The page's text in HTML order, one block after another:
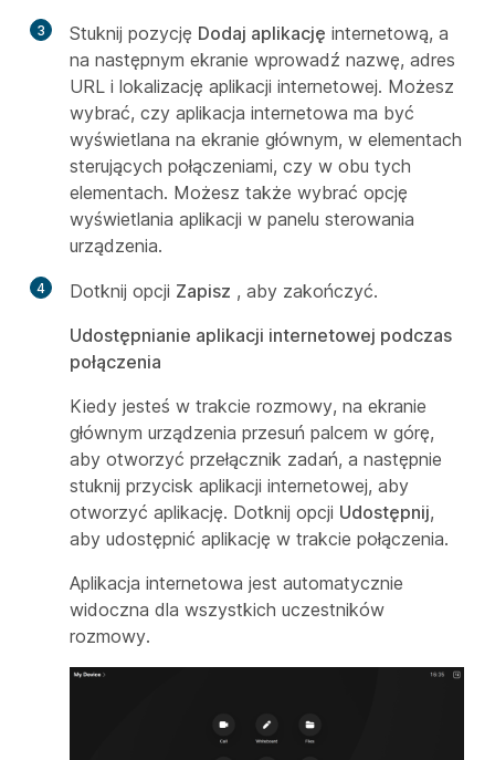
3 Stuknij pozycję Dodaj aplikację internetową, a
na następnym ekranie wprowadź nazwę, adres
URL i lokalizację aplikacji internetowej. Możesz
wybrać, czy aplikacja internetowa ma być
wyświetlana na ekranie głównym, w elementach
sterujących połączeniami, czy w obu tych
elementach. Możesz także wybrać opcję
wyświetlania aplikacji w panelu sterowania
urządzenia.
4 Dotknij opcji Zapisz , aby zakończyć.
Udostępnianie aplikacji internetowej podczas
połączenia
Kiedy jesteś w trakcie rozmowy, na ekranie
głównym urządzenia przesuń palcem w górę,
aby otworzyć przełącznik zadań, a następnie
stuknij przycisk aplikacji internetowej, aby
otworzyć aplikację. Dotknij opcji Udostępnij,
aby udostępnić aplikację w trakcie połączenia.
Aplikacja internetowa jest automatycznie
widoczna dla wszystkich uczestników
rozmowy.